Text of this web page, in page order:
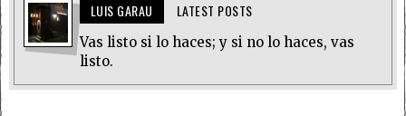
LUIS GARAU LATEST POSTS
Vas listo si lo haces; y si no lo haces, vas
listo.